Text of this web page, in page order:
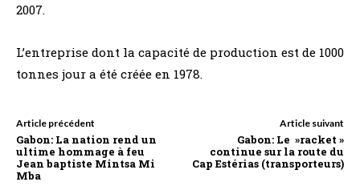
2007.
L’entreprise dont la capacité de production est de 1000
tonnes jour a été créée en 1978.
Article précédent
Gabon: La nation rend un
ultime hommage à feu
Jean baptiste Mintsa Mi
Mba
Article suivant
Gabon: Le »racket »
continue sur la route du
Cap Estérias (transporteurs)